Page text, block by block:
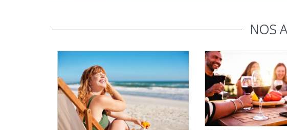
NOS